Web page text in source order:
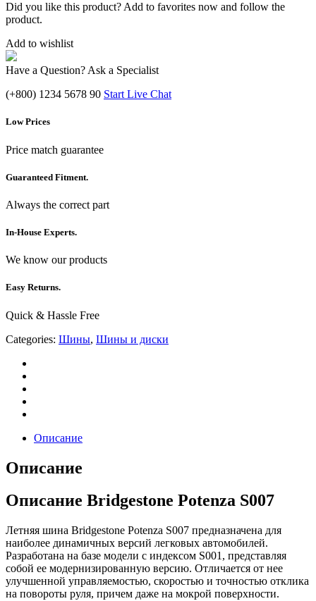
Did you like this product? Add to favorites now and follow the
product.
Add to wishlist
Have a Question? Ask a Specialist
(+800) 1234 5678 90 Start Live Chat
Low Prices
Price match guarantee
Guaranteed Fitment.
Always the correct part
In-House Experts.
We know our products
Easy Returns.
Quick & Hassle Free
Categories: Шины, Шины и диски
Описание
Описание
Описание Bridgestone Potenza S007
Летняя шина Bridgestone Potenza S007 предназначена для
наиболее динамичных версий легковых автомобилей.
Разработана на базе модели с индексом S001, представляя
собой ее модернизированную версию. Отличается от нее
улучшенной управляемостью, скоростью и точностью отклика
на повороты руля, причем даже на мокрой поверхности.